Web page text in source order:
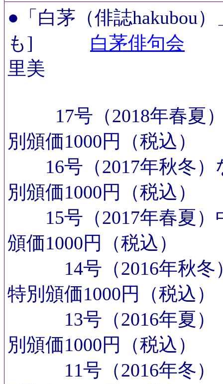
● 「白茅（俳誌
も] 白茅俳句会
里美
17号（2018年春
別頒価1000円（税込）
16号（2017年秋冬）
別頒価1000円（税込）
15号（2017年春夏
頒価1000円（税込）
14号（2016年
特別頒価1000円（税込）
13号（2016年夏
別頒価1000円（税込）
11号（2016年冬